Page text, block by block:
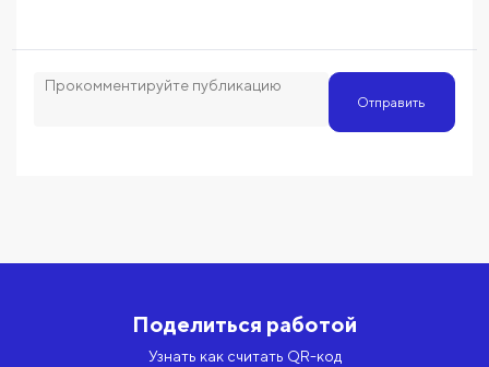
Отправить
Поделиться работой
Узнать как считать QR-код